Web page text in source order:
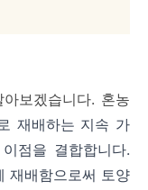
보겠습니다. 혼농
재배하는 지속 가
점을 결합합니다.
재배함으로써 토양